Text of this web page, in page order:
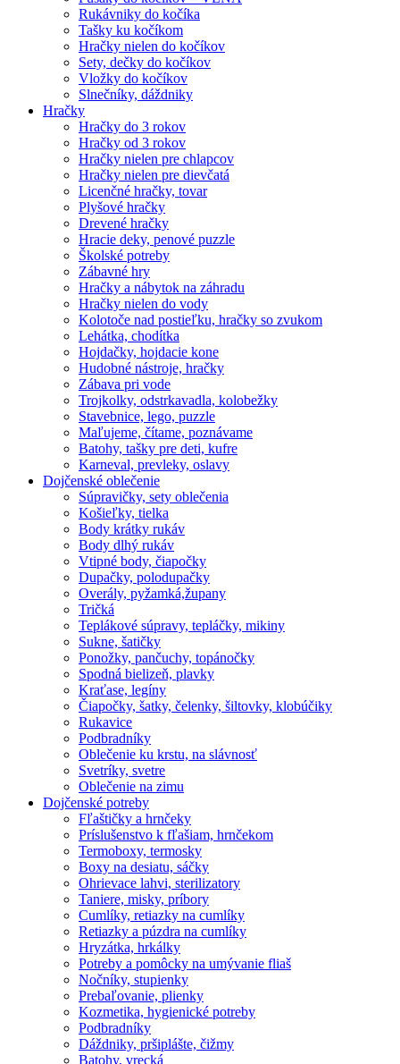
Rukávniky do kočíka
Tašky ku kočíkom
Hračky nielen do kočíkov
Sety, dečky do kočíkov
Vložky do kočíkov
Slnečníky, dáždniky
Hračky
Hračky do 3 rokov
Hračky od 3 rokov
Hračky nielen pre chlapcov
Hračky nielen pre dievčatá
Licenčné hračky, tovar
Plyšové hračky
Drevené hračky
Hracie deky, penové puzzle
Školské potreby
Zábavné hry
Hračky a nábytok na záhradu
Hračky nielen do vody
Kolotoče nad postieľku, hračky so zvukom
Lehátka, chodítka
Hojdačky, hojdacie kone
Hudobné nástroje, hračky
Zábava pri vode
Trojkolky, odstrkavadla, kolobežky
Stavebnice, lego, puzzle
Maľujeme, čítame, poznávame
Batohy, tašky pre deti, kufre
Karneval, prevleky, oslavy
Dojčenské oblečenie
Súpravičky, sety oblečenia
Košieľky, tielka
Body krátky rukáv
Body dlhý rukáv
Vtipné body, čiapočky
Dupačky, polodupačky
Overály, pyžamká,župany
Tričká
Teplákové súpravy, tepláčky, mikiny
Sukne, šatičky
Ponožky, pančuchy, topánočky
Spodná bielizeň, plavky
Kraťase, legíny
Čiapočky, šatky, čelenky, šiltovky, klobúčiky
Rukavice
Podbradníky
Oblečenie ku krstu, na slávnosť
Svetríky, svetre
Oblečenie na zimu
Dojčenské potreby
Fľaštičky a hrnčeky
Príslušenstvo k fľašiam, hrnčekom
Termoboxy, termosky
Boxy na desiatu, sáčky
Ohrievace lahvi, sterilizatory
Taniere, misky, príbory
Cumlíky, retiazky na cumlíky
Retiazky a púzdra na cumlíky
Hryzátka, hrkálky
Potreby a pomôcky na umývanie fliaš
Nočníky, stupienky
Prebaľovanie, plienky
Kozmetika, hygienické potreby
Podbradníky
Dáždniky, pršiplášte, čižmy
Batohy, vrecká